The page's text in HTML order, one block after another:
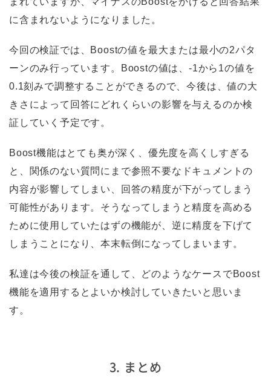
に含まれないようになりました。
今回の検証では、Boostの値を最大または最小の2パタ
ーンのみ行っています。Boostの値は、-1から1の値を
0.1刻みで調整することができるので、今後は、値の大
きさによって回答にどれくらいの影響を与えるのか検
証していく予定です。
Boost機能はとても奥が深く、優先度を高くしすぎる
と、関係のない質問にまで参照不要なドキュメントの
内容が影響してしまい、回答の精度が下がってしまう
可能性があります。そうなってしまうと精度を高める
ために使用していたはずの機能が、逆に精度を下げて
しまうことになり、本末転倒になってしまいます。
私達は今後の検証を通して、どのようなケースでBoost
機能を適用するとよいか検討していきたいと思いま
す。
3. まとめ